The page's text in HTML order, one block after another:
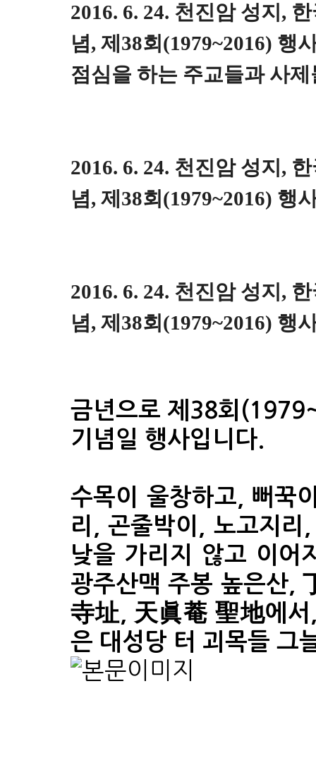
2016. 6. 24. 천진암 성지,
념, 제38회(1979~2016) 행
점심을 하는 주교들과 사
2016. 6. 24. 천진암 성지,
념, 제38회(1979~2016) 행
2016. 6. 24. 천진암 성지,
념, 제38회(1979~2016) 행
금년으로 제38회
기념일 행사입니다.
수목이 울창하고, 뻐꾹
리, 곤줄박이, 노고지
낮을 가리지 않고 이어
광주산맥 주봉 높은산,
寺址, 天眞菴 聖地에
은 대성당 터 괴목들 그